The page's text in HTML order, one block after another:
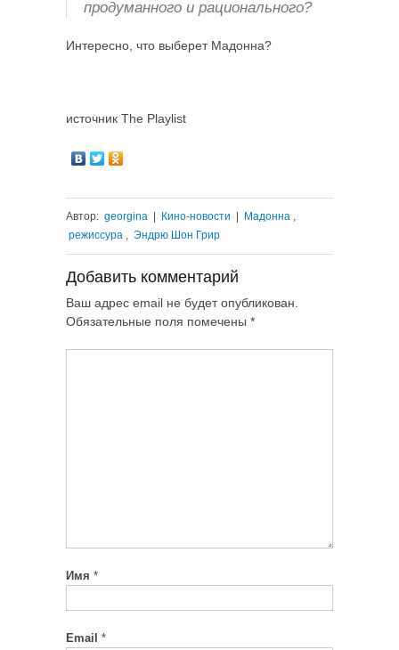
продуманного и рационального?
Интересно, что выберет Мадонна?
источник The Playlist
Автор: georgina | Кино-новости | Мадонна
режиссура
Эндрю Шон Грир
Добавить комментарий
Ваш адрес email не будет опубликован.
Обязательные поля помечены *
Имя *
Email *